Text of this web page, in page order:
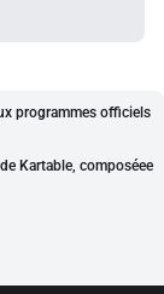
programmes officiels
Kartable, composéee